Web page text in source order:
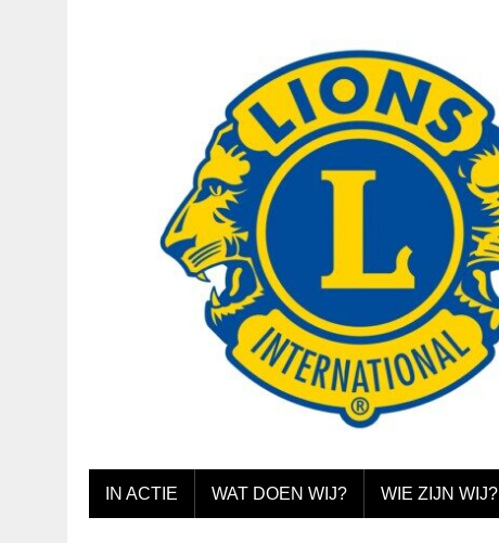
IN ACTIE WAT DOEN WIJ? WIE ZIJN WIJ?